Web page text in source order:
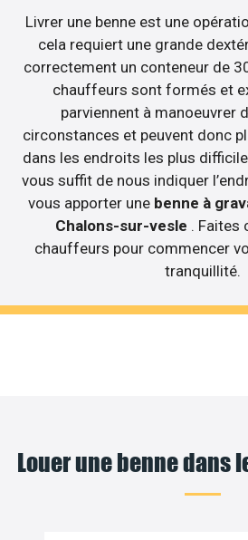
Livrer une benne est une
cela requiert une grande
correctement un conteneur de
chauffeurs sont formés et
parviennent à manoeuvrer
circonstances et peuvent donc
dans les endroits les plus
vous suffit de nous indiquer
vous apporter une benne à
Chalons-sur-vesle . Faites
chauffeurs pour commencer
tranquillité.
Louer une benne dans